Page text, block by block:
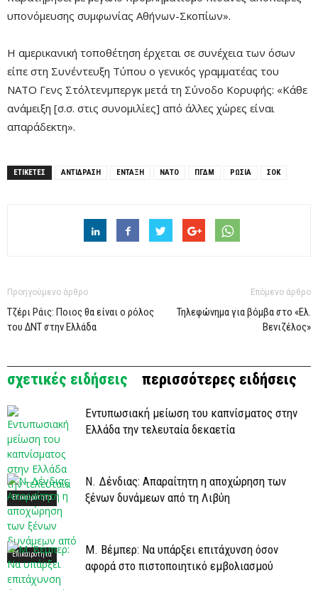
υπονόμευσης συμφωνίας Αθήνων-Σκοπίων».
Η αμερικανική τοποθέτηση έρχεται σε συνέχεια των όσων
είπε στη Συνέντευξη Τύπου ο γενικός γραμματέας του
ΝΑΤΟ Γενς Στόλτενμπεργκ μετά τη Σύνοδο Κορυφής: «Κάθε
ανάμειξη [σ.σ. στις συνομιλίες] από άλλες χώρες είναι
απαράδεκτη».
ΕΤΙΚΕΤΕΣ ΑΝΤΙΔΡΑΣΗ ΕΝΤΑΞΗ ΝΑΤΟ ΠΓΔΜ ΡΩΣΊΑ ΣΟΚ
Προηγούμενο άρθρο
Τζέρι Ράις: Ποιος θα είναι ο ρόλος
του ΔΝΤ στην Ελλάδα
Επόμενο άρθρο
Τηλεφώνημα για βόμβα στο «Ελ.
Βενιζέλος»
σχετικές ειδήσεις περισσότερες ειδήσεις
Επικαιρότητα
Εντυπωσιακή μείωση του καπνίσματος στην
Ελλάδα την τελευταία δεκαετία
Επικαιρότητα
Ν. Δένδιας: Απαραίτητη η αποχώρηση των
ξένων δυνάμεων από τη Λιβύη
Μ. Βέμπερ: Να υπάρξει επιτάχυνση όσον
αφορά στο πιστοποιητικό εμβολιασμού